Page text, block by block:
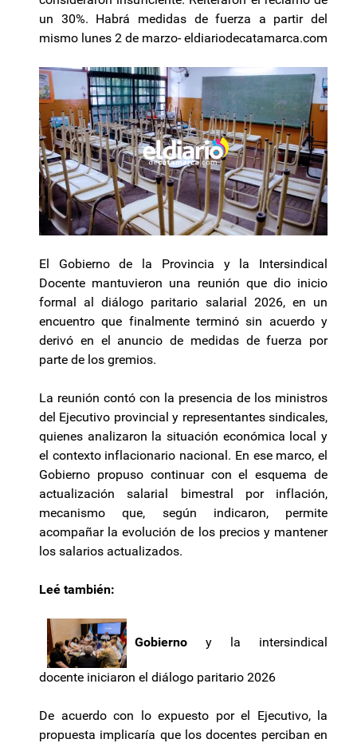
un 30%. Habrá medidas de fuerza a partir del
mismo lunes 2 de marzo- eldiariodecatamarca.com
El Gobierno de la Provincia y la Intersindical
Docente mantuvieron una reunión que dio inicio
formal al diálogo paritario salarial 2026, en un
encuentro que finalmente terminó sin acuerdo y
derivó en el anuncio de medidas de fuerza por
parte de los gremios.
La reunión contó con la presencia de los ministros
del Ejecutivo provincial y representantes sindicales,
quienes analizaron la situación económica local y
el contexto inflacionario nacional. En ese marco, el
Gobierno propuso continuar con el esquema de
actualización salarial bimestral por inflación,
mecanismo que, según indicaron, permite
acompañar la evolución de los precios y mantener
los salarios actualizados.
Leé también:
Gobierno y la intersindical
docente iniciaron el diálogo paritario 2026
De acuerdo con lo expuesto por el Ejecutivo, la
propuesta implicaría que los docentes perciban en